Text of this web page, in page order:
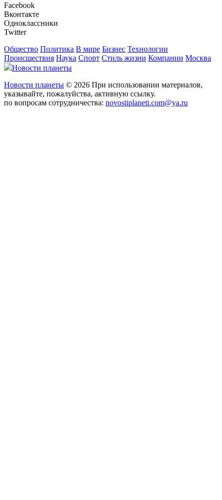
Facebook
Вконтакте
Одноклассники
Twitter
Общество Политика В мире Бизнес Технологии
Происшествия Наука Спорт Стиль жизни Компании Москва
Новости планеты
Новости планеты © 2026 При использовании материалов,
указывайте, пожалуйства, активную ссылку.
по вопросам сотрудничества: novostiplaneti.com@ya.ru